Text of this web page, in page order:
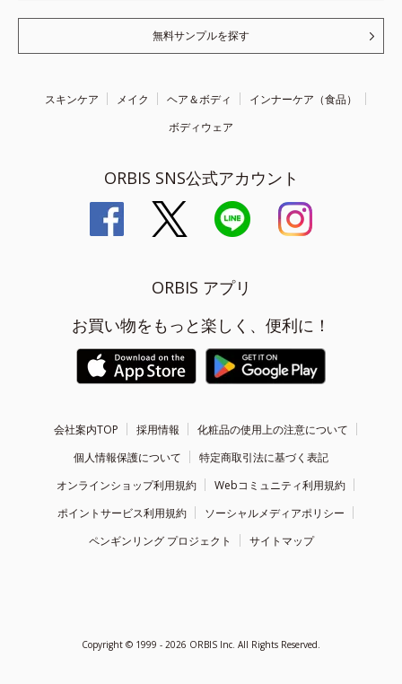
無料サンプルを探す
スキンケア メイク ヘア＆ボディ
インナーケア（食品）
ボディウェア
ORBIS SNS公式アカウント
ORBIS アプリ
お買い物をもっと楽しく、便利に！
会社案内TOP 採用情報
化粧品の使用上の注意について
個人情報保護について
特定商取引法に基づく表記
オンラインショップ利用規約
Webコミュニティ利用規約
ポイントサービス利用規約
ソーシャルメディアポリシー
ペンギンリング プロジェクト
サイトマップ
Copyright © 1999 - 2026 ORBIS Inc. All Rights Reserved.